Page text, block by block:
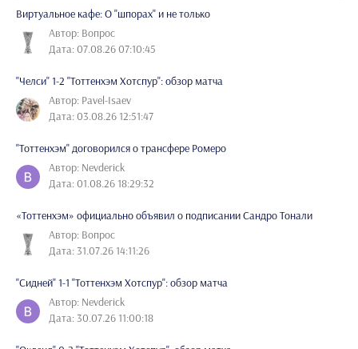
Виртуальное кафе: О "шпорах" и не только
Автор: Вопрос
Дата: 07.08.26 07:10:45
"Челси" 1-2 "Тоттенхэм Хотспур": обзор матча
Автор: Pavel-Isaev
Дата: 03.08.26 12:51:47
"Тоттенхэм" договорился о трансфере Ромеро
Автор: Nevderick
Дата: 01.08.26 18:29:32
«Тоттенхэм» официально объявил о подписании Сандро Тонали
Автор: Вопрос
Дата: 31.07.26 14:11:26
"Сидней" 1-1 "Тоттенхэм Хотспур": обзор матча
Автор: Nevderick
Дата: 30.07.26 11:00:18